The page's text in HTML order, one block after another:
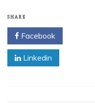
SHARE
Facebook
Linkedin